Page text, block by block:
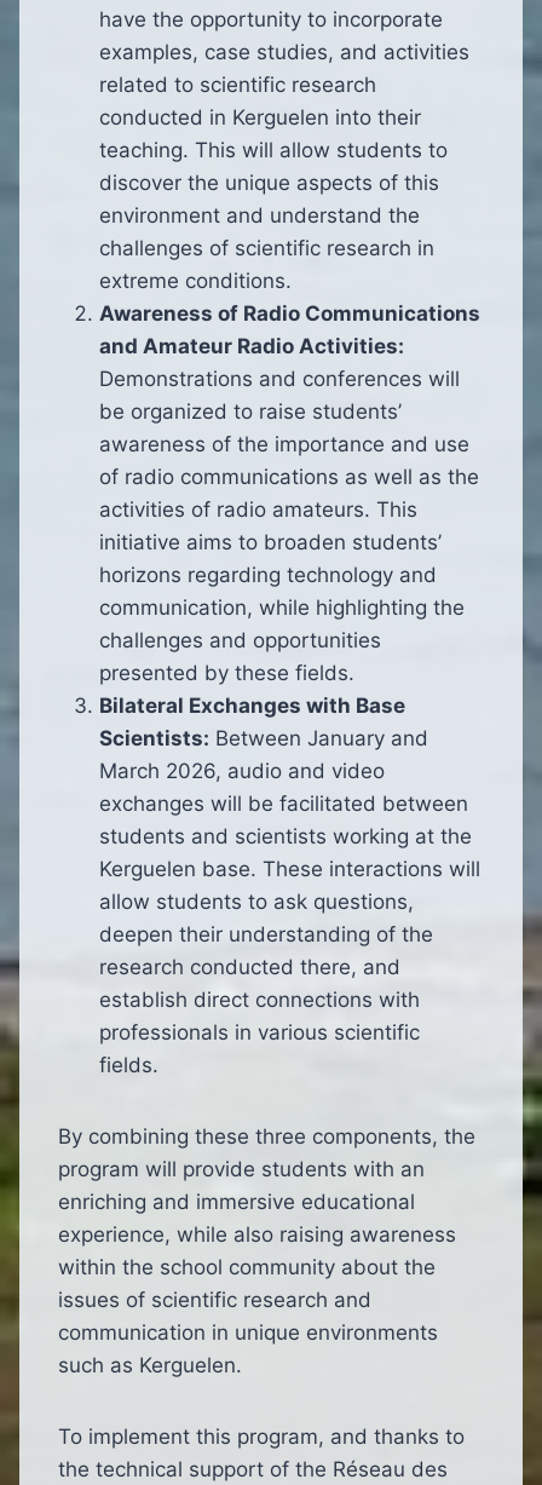
have the opportunity to incorporate
examples, case studies, and activities
related to scientific research
conducted in Kerguelen into their
teaching. This will allow students to
discover the unique aspects of this
environment and understand the
challenges of scientific research in
extreme conditions.
Awareness of Radio Communications
and Amateur Radio Activities:
Demonstrations and conferences will
be organized to raise students’
awareness of the importance and use
of radio communications as well as the
activities of radio amateurs. This
initiative aims to broaden students’
horizons regarding technology and
communication, while highlighting the
challenges and opportunities
presented by these fields.
Bilateral Exchanges with Base
Scientists: Between January and
March 2026, audio and video
exchanges will be facilitated between
students and scientists working at the
Kerguelen base. These interactions will
allow students to ask questions,
deepen their understanding of the
research conducted there, and
establish direct connections with
professionals in various scientific
fields.
By combining these three components, the
program will provide students with an
enriching and immersive educational
experience, while also raising awareness
within the school community about the
issues of scientific research and
communication in unique environments
such as Kerguelen.
To implement this program, and thanks to
the technical support of the Réseau des